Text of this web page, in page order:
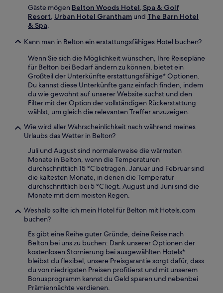
Gäste mögen Belton Woods Hotel, Spa & Golf
Resort, Urban Hotel Grantham und The Barn Hotel
& Spa.
Kann man in Belton ein erstattungsfähiges Hotel buchen?
Wenn Sie sich die Möglichkeit wünschen, Ihre Reisepläne
für Belton bei Bedarf ändern zu können, bietet ein
Großteil der Unterkünfte erstattungsfähige* Optionen.
Du kannst diese Unterkünfte ganz einfach finden, indem
du wie gewohnt auf unserer Website suchst und den
Filter mit der Option der vollständigen Rückerstattung
wählst, um gleich die relevanten Treffer anzuzeigen.
Wie wird aller Wahrscheinlichkeit nach während meines
Urlaubs das Wetter in Belton?
Juli und August sind normalerweise die wärmsten
Monate in Belton, wenn die Temperaturen
durchschnittlich 15 °C betragen. Januar und Februar sind
die kältesten Monate, in denen die Temperatur
durchschnittlich bei 5 °C liegt. August und Juni sind die
Monate mit dem meisten Regen.
Weshalb sollte ich mein Hotel für Belton mit Hotels.com
buchen?
Es gibt eine Reihe guter Gründe, deine Reise nach
Belton bei uns zu buchen: Dank unserer Optionen der
kostenlosen Stornierung bei ausgewählten Hotels*
bleibst du flexibel, unsere Preisgarantie sorgt dafür, dass
du von niedrigsten Preisen profitierst und mit unserem
Bonusprogramm kannst du Geld sparen und nebenbei
Prämiennächte verdienen.